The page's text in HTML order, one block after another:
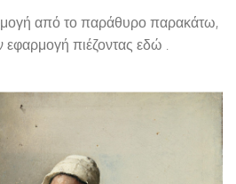
από το παράθυρο παρακάτω,
εφαρμογή πιέζοντας εδώ .